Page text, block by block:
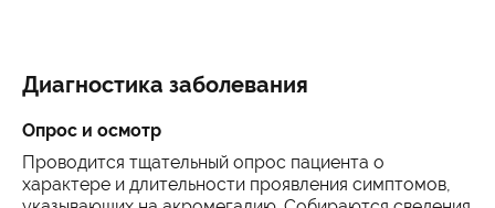
Диагностика заболевания
Опрос и осмотр
Проводится тщательный опрос пациента о
характере и длительности проявления симптомов,